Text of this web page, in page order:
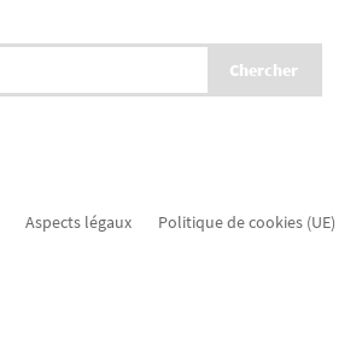
Aspects légaux Politique de cookies (UE)